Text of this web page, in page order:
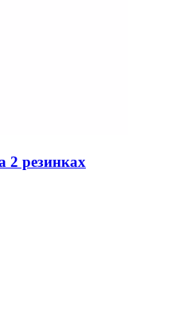
2 резинках